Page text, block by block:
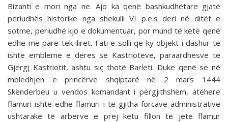
Bizanti e mori nga ne. Ajo ka qenë bashkudhëtare gjatë
periudhës historike nga shekulli VI p.e.s deri në ditët e
sotme, periudhë kjo e dokumentuar, por mund të ketë qenë
edhe më parë tek ilirët. Fati e solli që ky objekt i dashur të
ishte emblemë e derës së Kastriotëve, paraardhësve të
Gjergj Kastriotit, ashtu siç thotë Barleti. Duke qenë se në
mbledhjen e princërve shqiptarë në 2 mars 1444
Skënderbeu u vendos komandant i përgjithshëm, atëherë
flamuri ishte edhe flamuri i të gjitha forcave administrative
ushtarake të arbërve e prej këtu fillon të jetë flamur